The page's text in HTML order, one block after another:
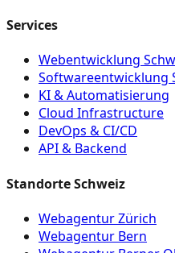
Services
Webentwicklung
Softwareentwicklung
KI & Automatisierung
Cloud Infrastructure
DevOps & CI/CD
API & Backend
Standorte Schweiz
Webagentur Zürich
Webagentur Bern